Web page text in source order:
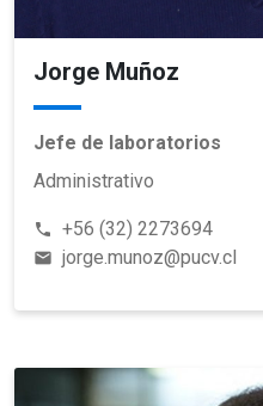
Jorge Muñoz
Jefe de laboratorios
Administrativo
phone +56 (32) 2273694
email jorge.munoz@pucv.cl